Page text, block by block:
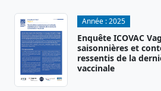
Année :2025
Enquête ICOVAC
saisonnières et
ressentis de la
vaccinale